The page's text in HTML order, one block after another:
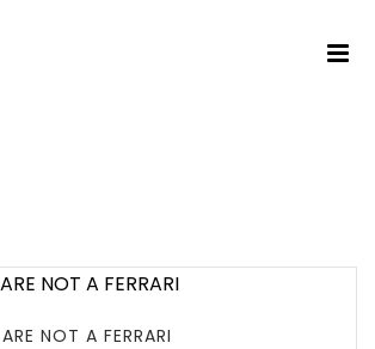
NOT A FERRARI